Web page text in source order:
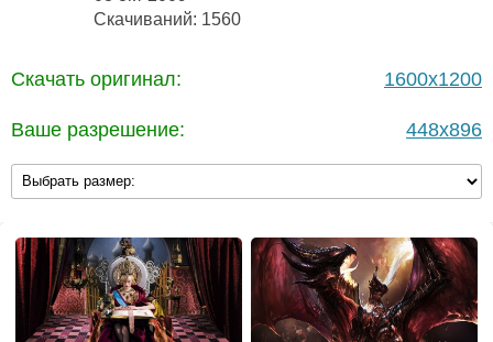
Скачиваний: 1560
Скачать оригинал: 1600x1200
Ваше разрешение: 448x896